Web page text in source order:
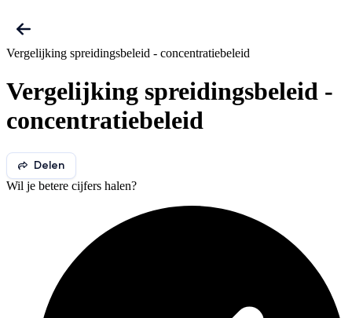
Vergelijking spreidingsbeleid - concentratiebeleid
Vergelijking spreidingsbeleid -
concentratiebeleid
Delen
Wil je betere cijfers halen?